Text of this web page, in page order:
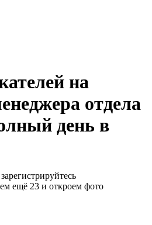
на
отдела
день в
ещё 23 и откроем фото